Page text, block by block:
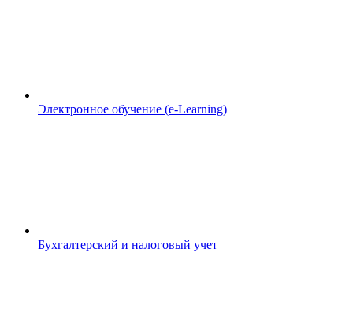
Электронное обучение (e-Learning)
Бухгалтерский и налоговый учет